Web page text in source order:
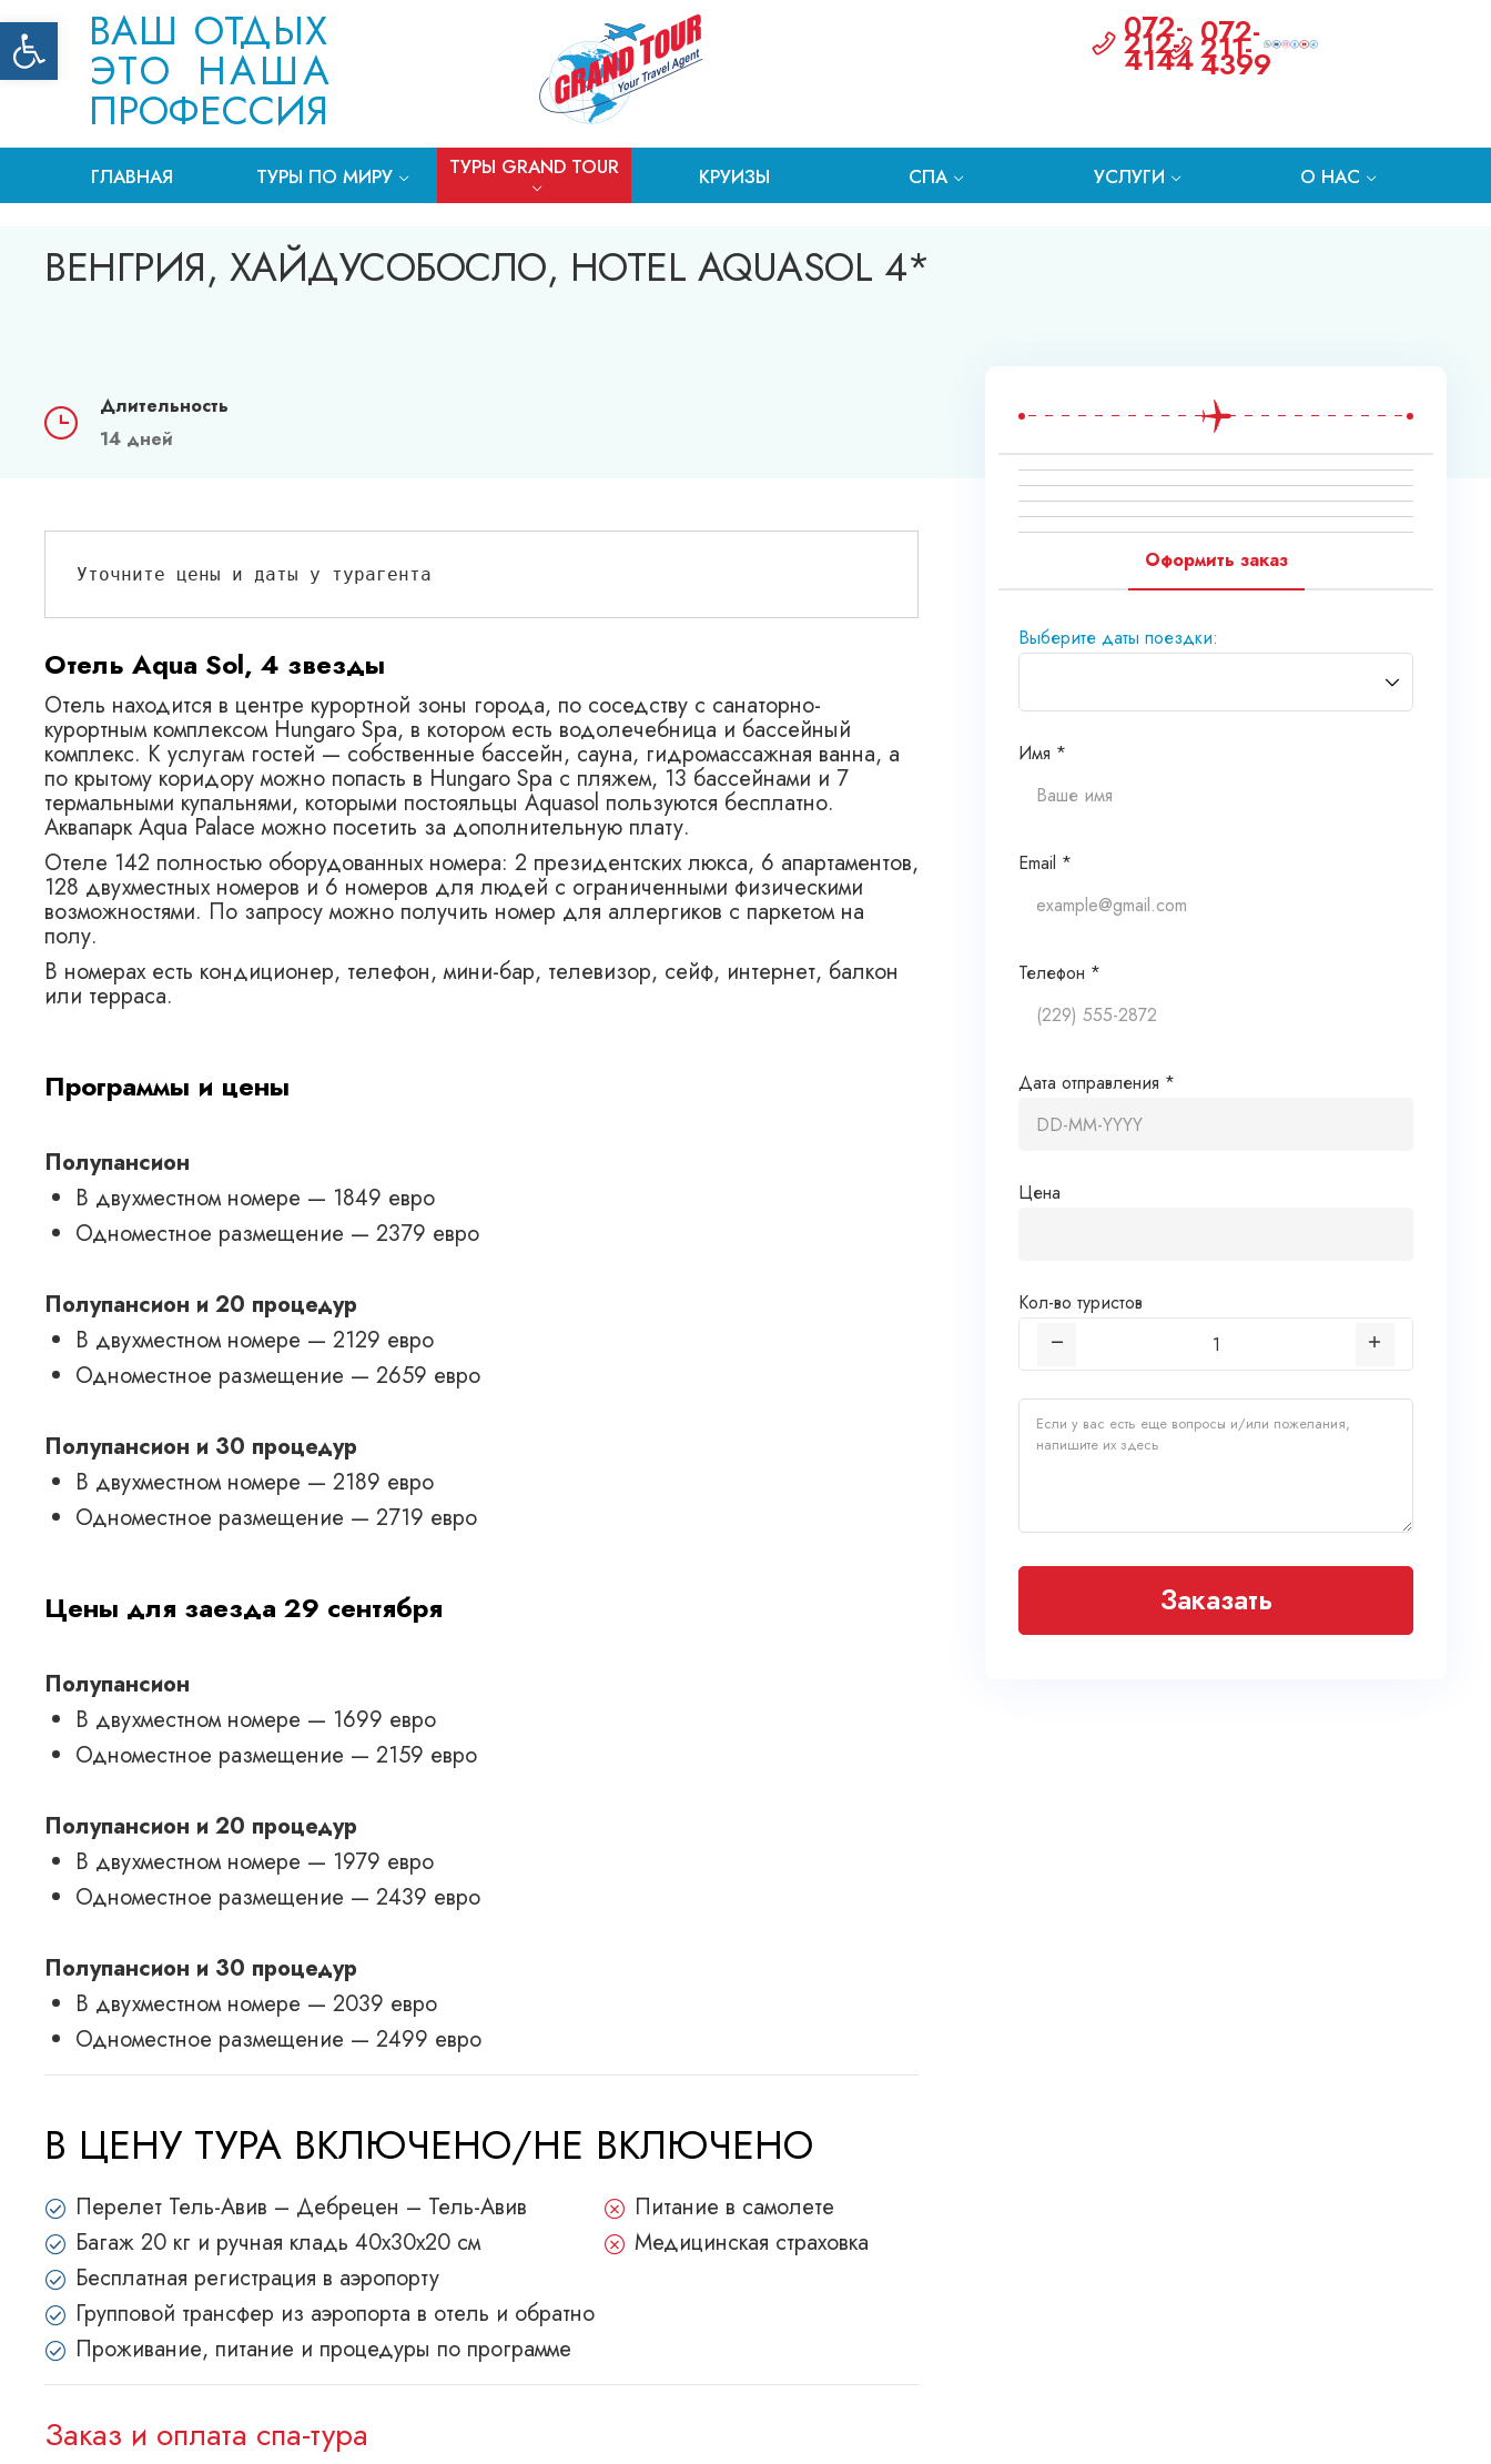
Открыть панель инструментов
ВАШ ОТДЫХ
ЭТО НАША
ПРОФЕССИЯ
072-
212-
4144
072-
211-
4399
ГЛАВНАЯ ТУРЫ ПО МИРУ ТУРЫ GRAND TOUR КРУИЗЫ СПА УСЛУГИ О НАС
ВЕНГРИЯ, ХАЙДУСОБОСЛО, HOTEL AQUASOL 4*
Длительность
14 дней
Уточните цены и даты у турагента
Отель Aqua Sol, 4 звезды
Отель находится в центре курортной зоны города, по соседству с санаторно-
курортным комплексом Hungaro Spa, в котором есть водолечебница и бассейный
комплекс. К услугам гостей — собственные бассейн, сауна, гидромассажная ванна, а
по крытому коридору можно попасть в Hungaro Spa c пляжем, 13 бассейнами и 7
термальными купальнями, которыми постояльцы Aquasol пользуются бесплатно.
Аквапарк Aqua Palace можно посетить за дополнительную плату.
Отеле 142 полностью оборудованных номера: 2 президентских люкса, 6 апартаментов,
128 двухместных номеров и 6 номеров для людей с ограниченными физическими
возможностями. По запросу можно получить номер для аллергиков с паркетом на
полу.
В номерах есть кондиционер, телефон, мини-бар, телевизор, сейф, интернет, балкон
или терраса.
Программы и цены
Полупансион
В двухместном номере — 1849 евро
Одноместное размещение — 2379 евро
Полупансион и 20 процедур
В двухместном номере — 2129 евро
Одноместное размещение — 2659 евро
Полупансион и 30 процедур
В двухместном номере — 2189 евро
Одноместное размещение — 2719 евро
Цены для заезда 29 сентября
Полупансион
В двухместном номере — 1699 евро
Одноместное размещение — 2159 евро
Полупансион и 20 процедур
В двухместном номере — 1979 евро
Одноместное размещение — 2439 евро
Полупансион и 30 процедур
В двухместном номере — 2039 евро
Одноместное размещение — 2499 евро
В ЦЕНУ ТУРА ВКЛЮЧЕНО/НЕ ВКЛЮЧЕНО
Перелет Тель-Авив – Дебрецен – Тель-Авив
Багаж 20 кг и ручная кладь 40x30x20 см
Бесплатная регистрация в аэропорту
Групповой трансфер из аэропорта в отель и обратно
Проживание, питание и процедуры по программе
Питание в самолете
Медицинская страховка
Заказ и оплата спа-тура
Оформить заказ
Выберите даты поездки:
Имя *
Email *
Телефон *
Дата отправления *
Цена
Кол-во туристов
Заказать